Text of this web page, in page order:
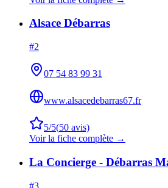
Alsace Débarras
#2
07 54 83 99 31
www.alsacedebarras67.fr
5/5(50 avis)
Voir la fiche complète →
La Concierge - Débarras
#3